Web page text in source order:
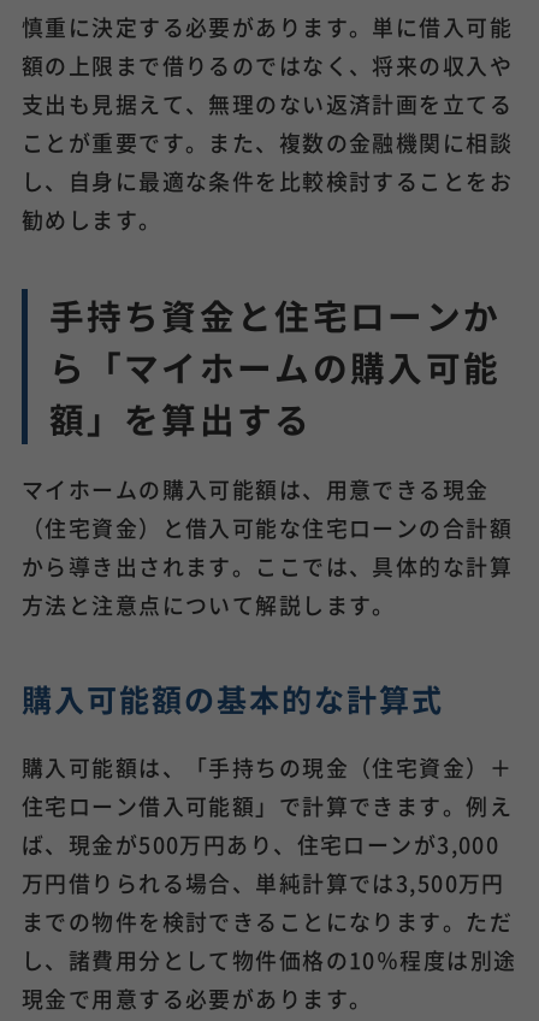
慎重に決定する必要があります。単に借入可能
額の上限まで借りるのではなく、将来の収入や
支出も見据えて、無理のない返済計画を立てる
ことが重要です。また、複数の金融機関に相談
し、自身に最適な条件を比較検討することをお
勧めします。
手持ち資金と住宅ローンか
ら「マイホームの購入可能
額」を算出する
マイホームの購入可能額は、用意できる現金
（住宅資金）と借入可能な住宅ローンの合計額
から導き出されます。ここでは、具体的な計算
方法と注意点について解説します。
購入可能額の基本的な計算式
購入可能額は、「手持ちの現金（住宅資金）＋
住宅ローン借入可能額」で計算できます。例え
ば、現金が500万円あり、住宅ローンが3,000
万円借りられる場合、単純計算では3,500万円
までの物件を検討できることになります。ただ
し、諸費用分として物件価格の10％程度は別途
現金で用意する必要があります。